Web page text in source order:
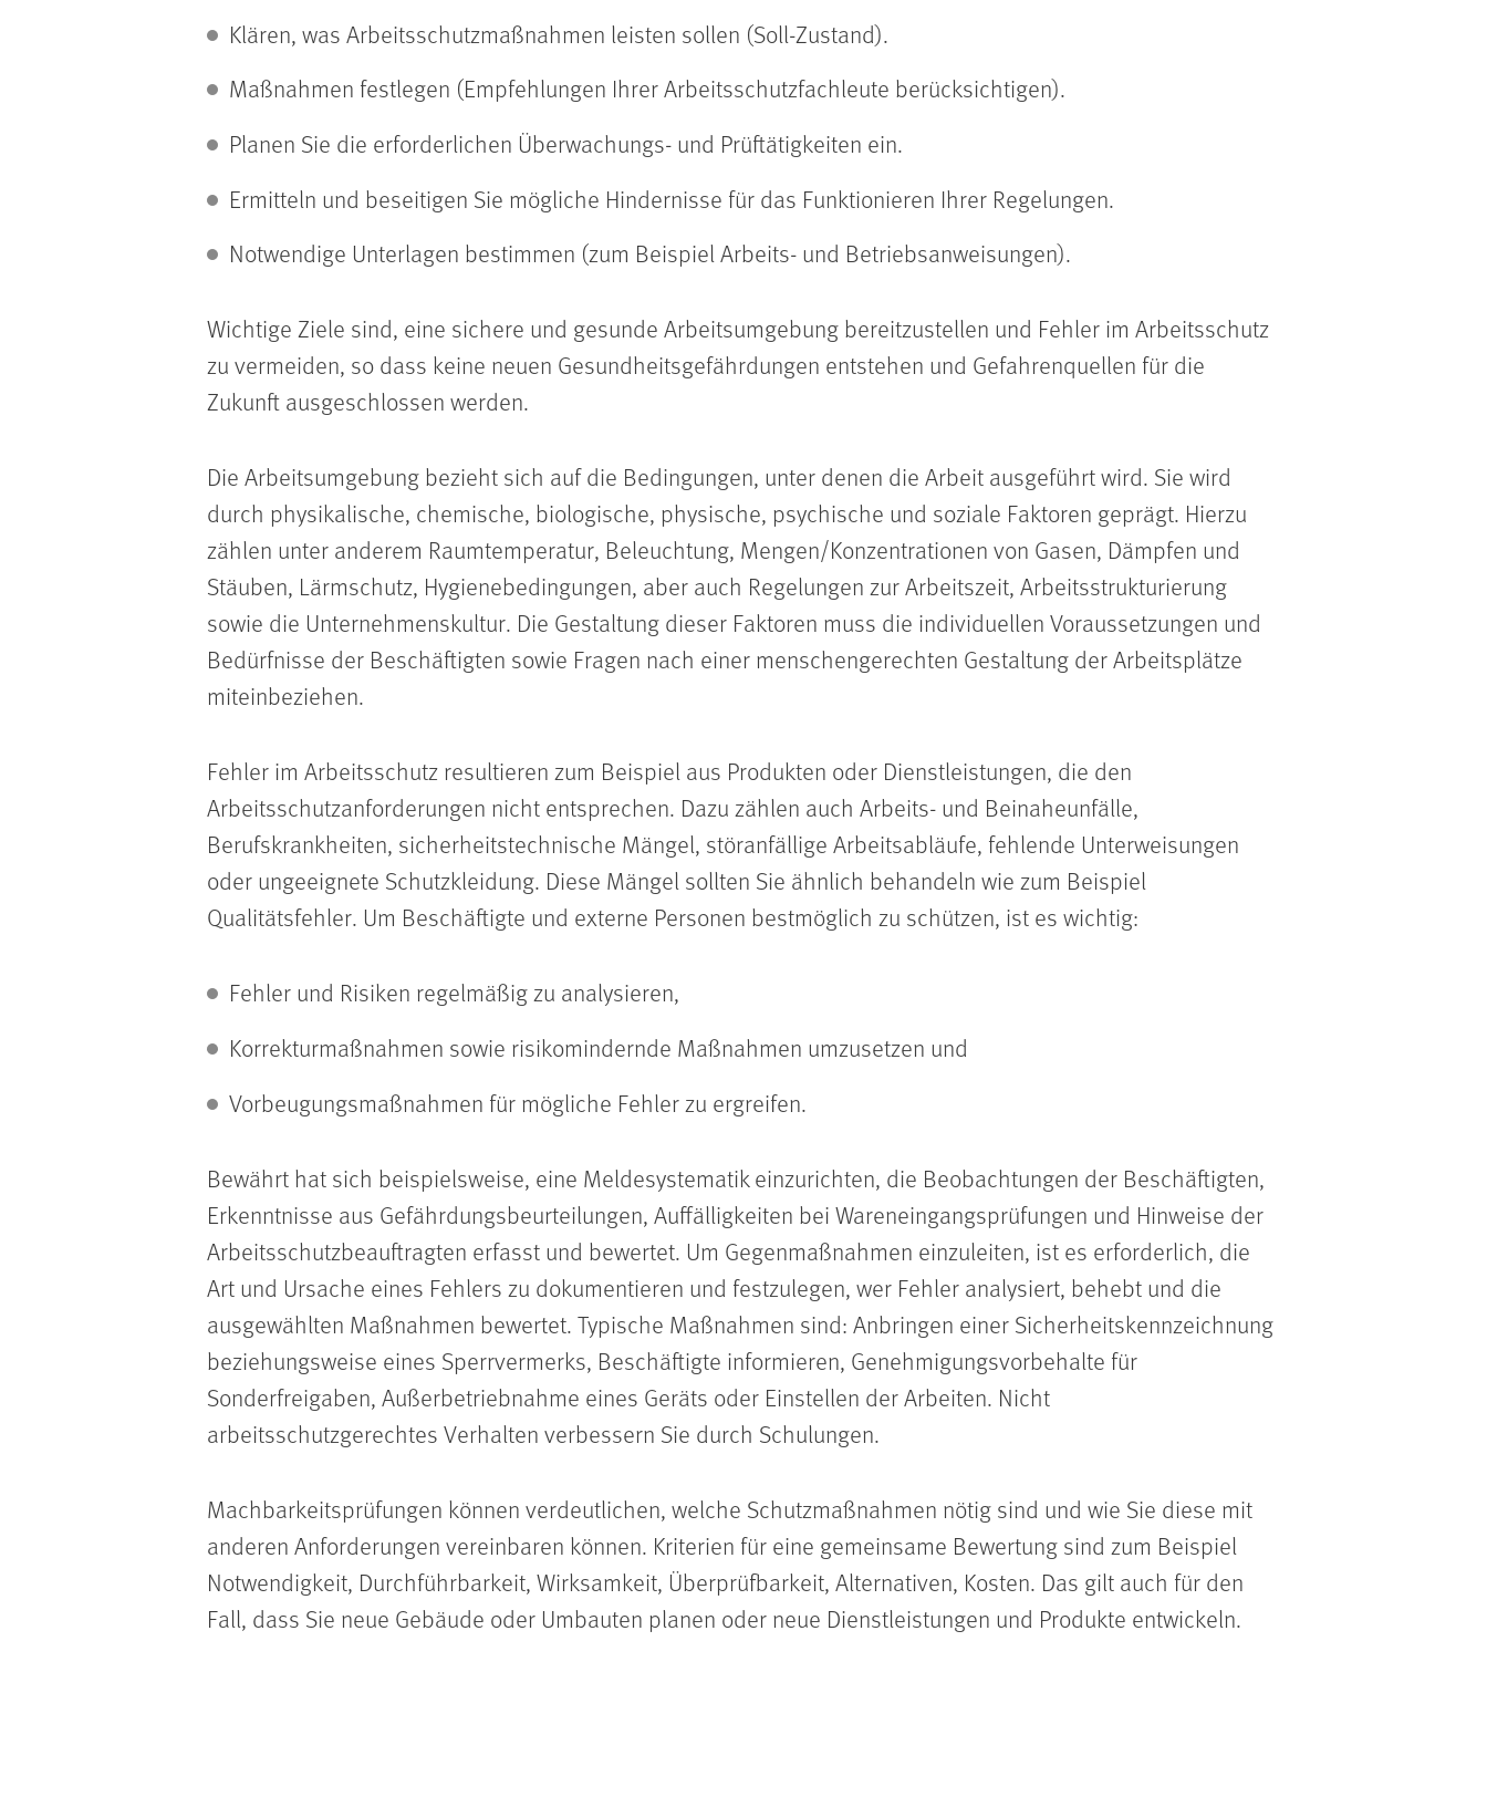
Klären, was Arbeitsschutzmaßnahmen leisten sollen (Soll-Zustand).
Maßnahmen festlegen (Empfehlungen Ihrer Arbeitsschutzfachleute berücksichtigen).
Planen Sie die erforderlichen Überwachungs- und Prüftätigkeiten ein.
Ermitteln und beseitigen Sie mögliche Hindernisse für das Funktionieren Ihrer Regelungen.
Notwendige Unterlagen bestimmen (zum Beispiel Arbeits- und Betriebsanweisungen).
Wichtige Ziele sind, eine sichere und gesunde Arbeitsumgebung bereitzustellen und Fehler im Arbeitsschutz
zu vermeiden, so dass keine neuen Gesundheitsgefährdungen entstehen und Gefahrenquellen für die
Zukunft ausgeschlossen werden.
Die Arbeitsumgebung bezieht sich auf die Bedingungen, unter denen die Arbeit ausgeführt wird. Sie wird
durch physikalische, chemische, biologische, physische, psychische und soziale Faktoren geprägt. Hierzu
zählen unter anderem Raumtemperatur, Beleuchtung, Mengen/Konzentrationen von Gasen, Dämpfen und
Stäuben, Lärmschutz, Hygienebedingungen, aber auch Regelungen zur Arbeitszeit, Arbeitsstrukturierung
sowie die Unternehmenskultur. Die Gestaltung dieser Faktoren muss die individuellen Voraussetzungen und
Bedürfnisse der Beschäftigten sowie Fragen nach einer menschengerechten Gestaltung der Arbeitsplätze
miteinbeziehen.
Fehler im Arbeitsschutz resultieren zum Beispiel aus Produkten oder Dienstleistungen, die den
Arbeitsschutzanforderungen nicht entsprechen. Dazu zählen auch Arbeits- und Beinaheunfälle,
Berufskrankheiten, sicherheitstechnische Mängel, störanfällige Arbeitsabläufe, fehlende Unterweisungen
oder ungeeignete Schutzkleidung. Diese Mängel sollten Sie ähnlich behandeln wie zum Beispiel
Qualitätsfehler. Um Beschäftigte und externe Personen bestmöglich zu schützen, ist es wichtig:
Fehler und Risiken regelmäßig zu analysieren,
Korrekturmaßnahmen sowie risikomindernde Maßnahmen umzusetzen und
Vorbeugungsmaßnahmen für mögliche Fehler zu ergreifen.
Bewährt hat sich beispielsweise, eine Meldesystematik einzurichten, die Beobachtungen der Beschäftigten,
Erkenntnisse aus Gefährdungsbeurteilungen, Auffälligkeiten bei Wareneingangsprüfungen und Hinweise der
Arbeitsschutzbeauftragten erfasst und bewertet. Um Gegenmaßnahmen einzuleiten, ist es erforderlich, die
Art und Ursache eines Fehlers zu dokumentieren und festzulegen, wer Fehler analysiert, behebt und die
ausgewählten Maßnahmen bewertet. Typische Maßnahmen sind: Anbringen einer Sicherheitskennzeichnung
beziehungsweise eines Sperrvermerks, Beschäftigte informieren, Genehmigungsvorbehalte für
Sonderfreigaben, Außerbetriebnahme eines Geräts oder Einstellen der Arbeiten. Nicht
arbeitsschutzgerechtes Verhalten verbessern Sie durch Schulungen.
Machbarkeitsprüfungen können verdeutlichen, welche Schutzmaßnahmen nötig sind und wie Sie diese mit
anderen Anforderungen vereinbaren können. Kriterien für eine gemeinsame Bewertung sind zum Beispiel
Notwendigkeit, Durchführbarkeit, Wirksamkeit, Überprüfbarkeit, Alternativen, Kosten. Das gilt auch für den
Fall, dass Sie neue Gebäude oder Umbauten planen oder neue Dienstleistungen und Produkte entwickeln.